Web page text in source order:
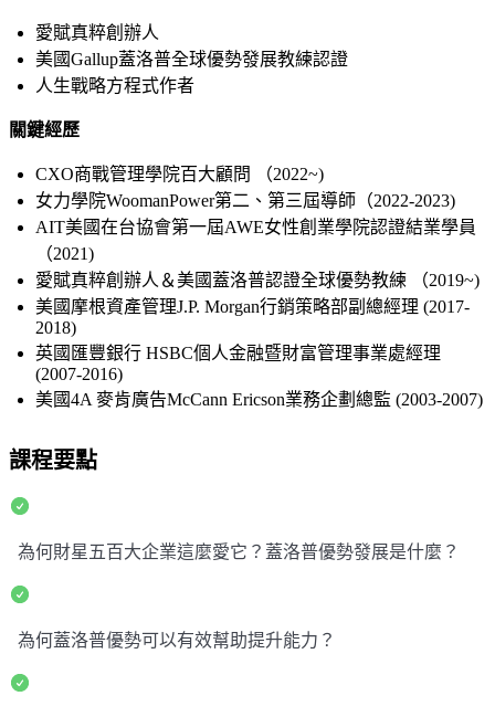
愛賦真粹創辦人
美國Gallup蓋洛普全球優勢發展教練認證
人生戰略方程式作者
關鍵經歷
CXO商戰管理學院百大顧問 （2022~)
女力學院WoomanPower第二、第三屆導師（2022-2023)
AIT美國在台協會第一屆AWE女性創業學院認證結業學員
（2021)
愛賦真粹創辦人＆美國蓋洛普認證全球優勢教練 （2019~)
美國摩根資產管理J.P. Morgan行銷策略部副總經理 (2017-
2018)
英國匯豐銀行 HSBC個人金融暨財富管理事業處經理
(2007-2016)
美國4A 麥肯廣告McCann Ericson業務企劃總監 (2003-2007)
課程要點
為何財星五百大企業這麼愛它？蓋洛普優勢發展是什麼？
為何蓋洛普優勢可以有效幫助提升能力？